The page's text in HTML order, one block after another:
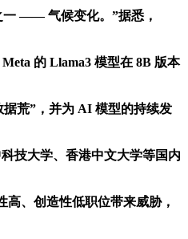
—— 气候变化。”据悉，
的 Llama3 模型在 8B 版本
荒”，并为 AI 模型的持续发
技大学、香港中文大学等国内
、创造性低职位带来威胁，